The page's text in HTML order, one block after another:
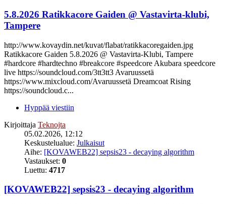
5.8.2026 Ratikkacore Gaiden @ Vastavirta-klubi,
Tampere
http://www.kovaydin.net/kuvat/flabat/ratikkacoregaiden.jpg
Ratikkacore Gaiden 5.8.2026 @ Vastavirta-Klubi, Tampere
#hardcore #hardtechno #breakcore #speedcore Akubara speedcore
live https://soundcloud.com/3tt3tt3 Avaruussetä
https://www.mixcloud.com/Avaruussetä Dreamcoat Rising
https://soundcloud.c...
Hyppää viestiin
Kirjoittaja Teknojta
05.02.2026, 12:12
Keskustelualue: Julkaisut
Aihe: [KOVAWEB22] sepsis23 - decaying algorithm
Vastaukset: 0
Luettu: 4717
[KOVAWEB22] sepsis23 - decaying algorithm